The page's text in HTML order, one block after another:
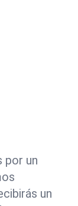
por un
un